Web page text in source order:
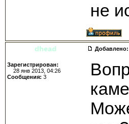
не
dhead Добавлено:
Зарегистрирован:
28 янв 2013, 04:26
Сообщения: 3